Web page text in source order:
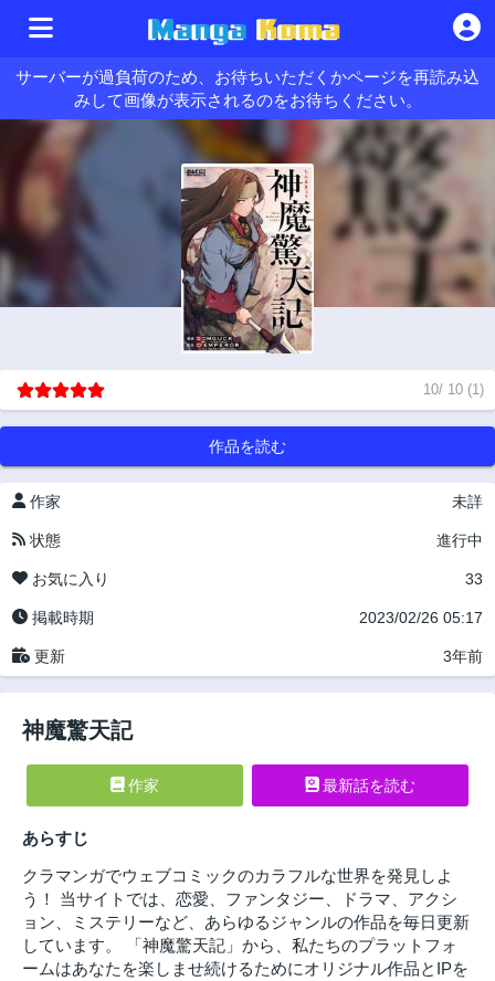
サーバーが過負荷のため、お待ちいただくかページを再読み込
みして画像が表示されるのをお待ちください。
10/ 10 (1)
作品を読む
作家 未詳
状態 進行中
お気に入り 33
掲載時期 2023/02/26 05:17
更新 3年前
神魔驚天記
作家 最新話を読む
あらすじ
クラマンガでウェブコミックのカラフルな世界を発見しよ
う！ 当サイトでは、恋愛、ファンタジー、ドラマ、アクシ
ョン、ミステリーなど、あらゆるジャンルの作品を毎日更新
しています。 「神魔驚天記」から、私たちのプラットフォ
ームはあなたを楽しませ続けるためにオリジナル作品とIPを